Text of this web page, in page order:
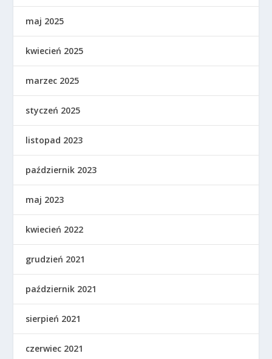
maj 2025
kwiecień 2025
marzec 2025
styczeń 2025
listopad 2023
październik 2023
maj 2023
kwiecień 2022
grudzień 2021
październik 2021
sierpień 2021
czerwiec 2021